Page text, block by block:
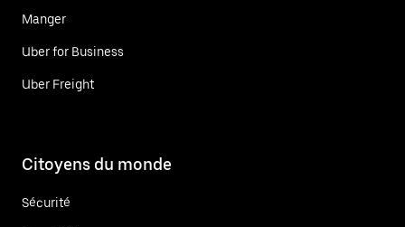
Manger
Uber for Business
Uber Freight
Citoyens du monde
Sécurité